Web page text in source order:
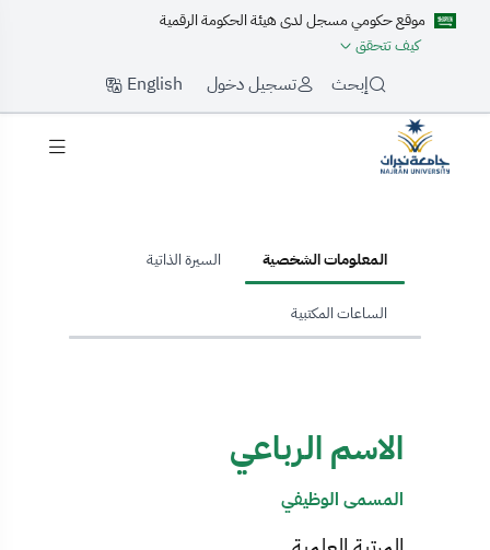
موقع حكومي مسجل لدى هيئة الحكومة الرقمية
كيف تتحقق
إبحث تسجيل دخول English
المعلومات الشخصية السيرة الذاتية
الساعات المكتبية
الاسم الرباعي
المسمى الوظيفي